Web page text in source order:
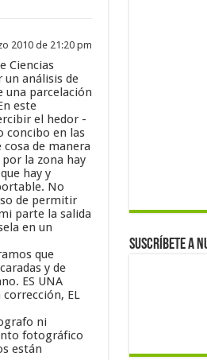
2010 de 21:20 pm
Ciencias
análisis de
una parcelación
este
el hedor -
concibo en las
de manera
la zona hay
hay y
No
de permitir
parte la salida
en un
que
y de
ES UNA
corrección, EL
ni
fotográfico
están
Suscríbete a